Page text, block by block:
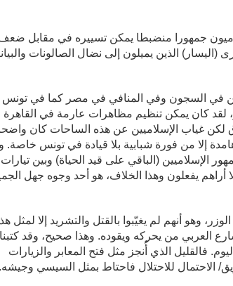
جمهورا منضبطا يمكن تسييره في مقابل
(اليسار) الذين يميلون إلى نضال الصالونات
في السجون وفي المنافي في مصر كما في تونس
لقد كان يمكن تنظيم مظاهرات عارمة في القاهرة
غياب الإسلاميين عن هذه الساحات كان
إلا من فورة شبابية بلا قيادة في تونس خاصة.
الإسلاميين (الباقي على قيد الحياة) وبين تيارات
أراهم يفعلون وهذا الخلاف، هو أحد وجوه جهل
وهو أنهم لم يغيّبوا بالقتل والتشريد إلا لمثل هذا
العربي من يحركه ويقوده. وهذا صحيح، وقد
فالقليل الذي أُنجز مثل فتح المعابر والزيارات
الاحتمال للاحتلال فاحتاط بمثل السيسي وجيشه.